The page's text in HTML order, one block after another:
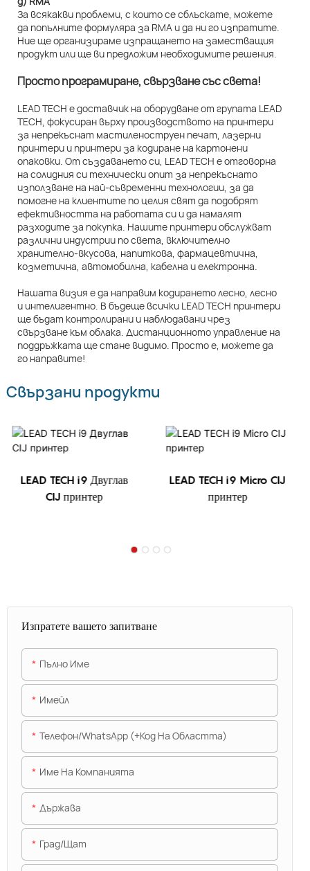
За всякакви проблеми, с които се сблъскате, можете
да попълните формуляра за RMA и да ни го изпратите.
Ние ще организираме изпращането на заместващия
продукт или ще ви предложим необходимите решения.
Просто програмиране, свързване със света!
LEAD TECH е доставчик на оборудване от групата LEAD
TECH, фокусиран върху производството на принтери
за непрекъснат мастиленоструен печат, лазерни
принтери и принтери за кодиране на картонени
опаковки. От създаването си, LEAD TECH е отговорна
на солидния си технически опит за непрекъснато
използване на най-съвременни технологии, за да
помогне на клиентите по целия свят да подобрят
ефективността на работата си и да намалят
разходите за покупка. Нашите принтери обслужват
различни индустрии по света, включително
хранително-вкусова, напиткова, фармацевтична,
козметична, автомобилна, кабелна и електронна.
Нашата визия е да направим кодирането лесно, лесно
и интелигентно. В бъдеще всички LEAD TECH принтери
ще бъдат контролирани и наблюдавани чрез
свързване към облака. Дистанционното управление на
поддръжката ще стане видимо. Просто е, можете да
го направите!
Свързани продукти
LEAD TECH i9 Двуглав
CIJ принтер
LEAD TECH i9 Micro CIJ
принтер
Изпратете вашето запитване
Пълно Име
Имейл
Телефон/WhatsApp (+Код На Областта)
Име На Компанията
Държава
Град/щат